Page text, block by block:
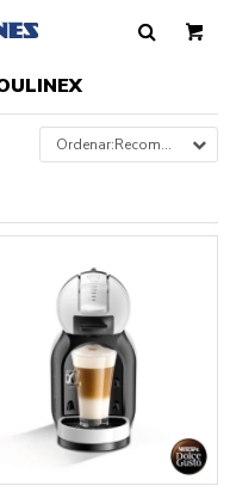
Recomendados